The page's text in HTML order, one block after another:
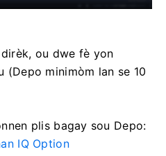
ou dwe fè yon
(Depo minimòm lan se 10
plis bagay sou Depo:
IQ Option